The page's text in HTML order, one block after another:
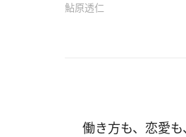
鮎原透仁
働き方も、恋愛